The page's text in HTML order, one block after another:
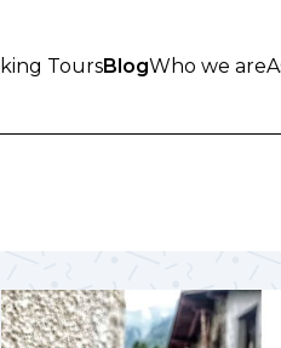
ToursBlogWho we are